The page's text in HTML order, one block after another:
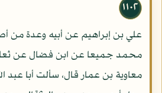
١١٠٢
علي بن إبراهيم عن أبيه وعدة من
محمد جميعا عن ابن فضال عن
معاوية بن عمار قال، سألت أبا عبد